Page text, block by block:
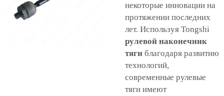
некоторые инновации на
протяжении последних
лет. Используя Tongshi
рулевой наконечник
тяги благодаря развитию
технологий,
современные рулевые
тяги имеют